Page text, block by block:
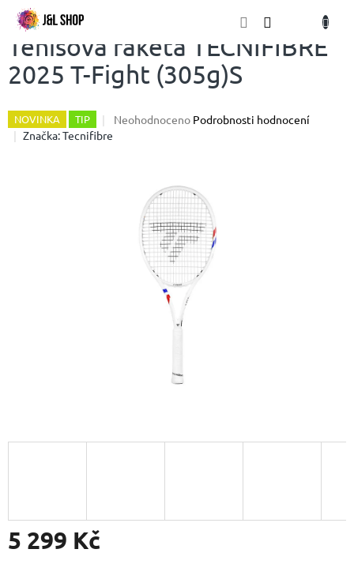
Přejít
obsahTenisová raketa TECNIFIBRE
2025 T-Fight (305g)S
NOVINKA TIP
Průměrné
hvězdiček.
Neohodnoceno Podrobnosti hodnocení
Značka:Tecnifibre
5 299 Kč